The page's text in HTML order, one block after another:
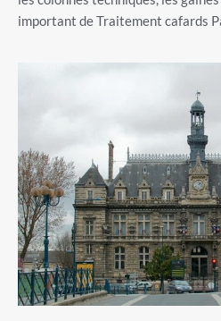
important de Traitement cafards